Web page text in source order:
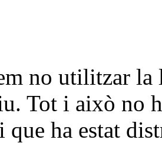
no utilitzar
Tot i això no
que ha estat